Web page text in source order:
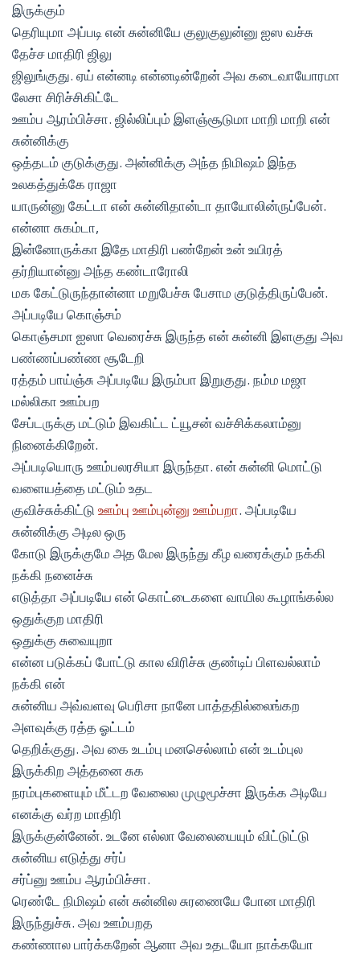
இருக்கும்
தெரியுமா அப்படி என் சுன்னியே குலுகுலுன்னு ஐஸ வச்சு
தேச்ச மாதிரி ஜிலு
ஜிலுங்குது. ஏய் என்னடி என்னடின்றேன் அவ கடைவாயோரமா
லேசா சிரிச்சிகிட்டே
ஊம்ப ஆரம்பிச்சா. ஜில்லிப்பும் இளஞ்சூடுமா மாறி மாறி என்
சுன்னிக்கு
ஒத்தடம் குடுக்குது. அன்னிக்கு அந்த நிமிஷம் இந்த
உலகத்துக்கே ராஜா
யாருன்னு கேட்டா என் சுன்னிதான்டா தாயோலின்ருப்பேன்.
என்னா சுகம்டா,
இன்னோருக்கா இதே மாதிரி பண்றேன் உன் உயிரத்
தர்றியான்னு அந்த கண்டாரோலி
மக கேட்டுருந்தான்னா மறுபேச்சு பேசாம குடுத்திருப்பேன்.
அப்படியே கொஞ்சம்
கொஞ்சமா ஐஸா வெரைச்சு இருந்த என் சுன்னி இளகுது அவ
பண்ணப்பண்ண சூடேறி
ரத்தம் பாய்ஞ்சு அப்படியே இரும்பா இறுகுது. நம்ம மஜா
மல்லிகா ஊம்பற
சேப்டருக்கு மட்டும் இவகிட்ட ட்யூசன் வச்சிக்கலாம்னு
நினைக்கிறேன்.
அப்படியொரு ஊம்பலரசியா இருந்தா. என் சுன்னி மொட்டு
வளையத்தை மட்டும் உதட
குவிச்சுக்கிட்டு ஊம்பு ஊம்புன்னு ஊம்பறா. அப்படியே
சுன்னிக்கு அடில ஒரு
கோடு இருக்குமே அத மேல இருந்து கீழ வரைக்கும் நக்கி
நக்கி நனைச்சு
எடுத்தா அப்படியே என் கொட்டைகளை வாயில கூழாங்கல்ல
ஒதுக்குற மாதிரி
ஒதுக்கு சுவையுறா
என்ன படுக்கப் போட்டு கால விரிச்சு குண்டிப் பிளவல்லாம்
நக்கி என்
சுன்னிய அவ்வளவு பெரிசா நானே பாத்ததில்லைங்கற
அளவுக்கு ரத்த ஓட்டம்
தெறிக்குது. அவ கை உடம்பு மனசெல்லாம் என் உடம்புல
இருக்கிற அத்தனை சுக
நரம்புகளையும் மீட்டற வேலைல முழுமூச்சா இருக்க அடியே
எனக்கு வர்ற மாதிரி
இருக்குன்னேன். உடனே எல்லா வேலையையும் விட்டுட்டு
சுன்னிய எடுத்து சர்ப்
சர்ப்னு ஊம்ப ஆரம்பிச்சா.
ரெண்டே நிமிஷம் என் சுன்னில சுரணையே போன மாதிரி
இருந்துச்சு. அவ ஊம்பறத
கண்ணால பார்க்கறேன் ஆனா அவ உதடயோ நாக்கயோ